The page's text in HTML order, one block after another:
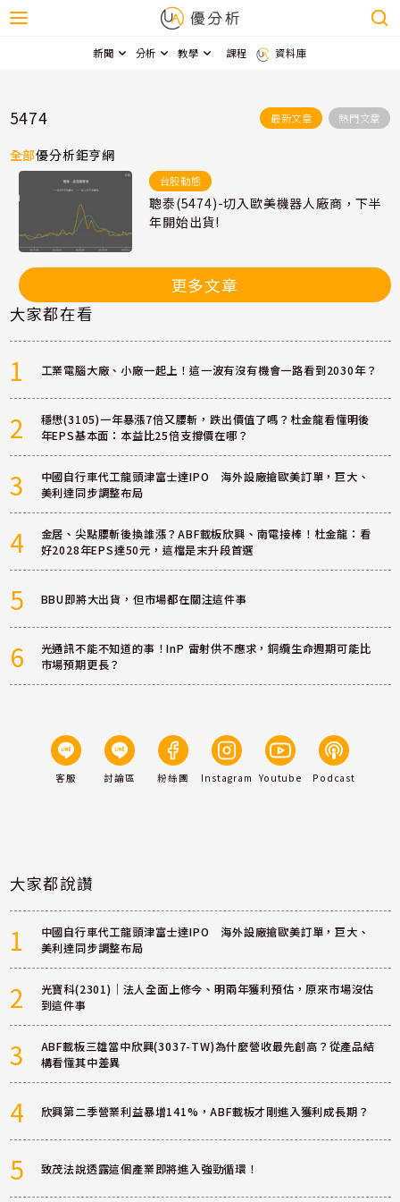
新聞 分析 教學 課程 資料庫
5474 最新文章 熱門文章
全部優分析鉅亨網
台股動態
聰泰(5474)-切入歐美機器人廠商，下半
年開始出貨!
更多文章
大家都在看
1 工業電腦大廠、小廠一起上！這一波有沒有機會一路看到2030年？
2
穩懋(3105)一年暴漲7倍又腰斬，跌出價值了嗎？杜金龍看懂明後
年EPS基本面：本益比25倍支撐價在哪？
3
中國自行車代工龍頭津富士達IPO 海外設廠搶歐美訂單，巨大、
美利達同步調整布局
4
金居、尖點腰斬後換誰漲？ABF載板欣興、南電接棒！杜金龍：看
好2028年EPS達50元，這檔是末升段首選
5 BBU即將大出貨，但市場都在關注這件事
6
光通訊不能不知道的事！InP 雷射供不應求，銅纜生命週期可能比
市場預期更長？
客服 討論區 粉絲團 Instagram Youtube Podcast
大家都說讚
1
中國自行車代工龍頭津富士達IPO 海外設廠搶歐美訂單，巨大、
美利達同步調整布局
2
光寶科(2301)｜法人全面上修今、明兩年獲利預估，原來市場沒估
到這件事
3
ABF載板三雄當中欣興(3037-TW)為什麼營收最先創高？從產品結
構看懂其中差異
4 欣興第二季營業利益暴增141%，ABF載板才剛進入獲利成長期？
5 致茂法說透露這個產業即將進入強勁循環！